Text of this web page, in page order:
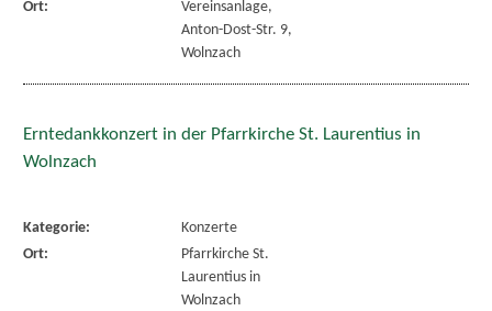
Ort:
Vereinsanlage,
Anton-Dost-Str. 9,
Wolnzach
Erntedankkonzert in der Pfarrkirche St. Laurentius in
Wolnzach
Kategorie:
Konzerte
Ort:
Pfarrkirche St.
Laurentius in
Wolnzach